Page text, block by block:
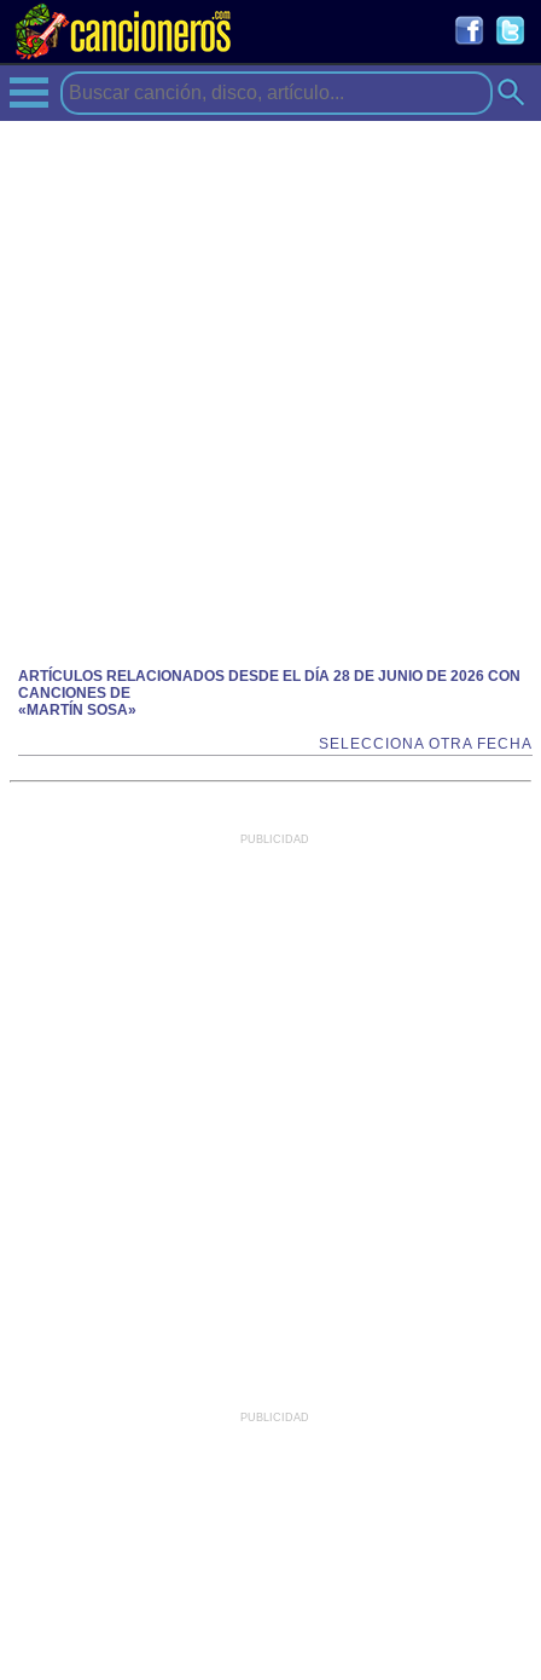
ARTÍCULOS RELACIONADOS DESDE EL DÍA 28 DE JUNIO DE 2026 CON
CANCIONES DE
«MARTÍN SOSA»
SELECCIONA OTRA FECHA
PUBLICIDAD
PUBLICIDAD